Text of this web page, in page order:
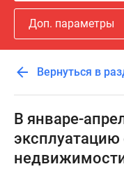
Новостройки
Подмосковья
Новостройки
Москвы
Готовые
новостройки
Новостройки
карте
Доп. параметры
Вернуться в
В январе-